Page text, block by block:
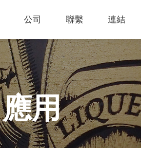
雷射雕刻機
熱門應用
薄膜切割
玻璃
禮贈品
首飾
塑料
印章
公司
關於我們
經營理念
創新技術
客戶服務
里程
全部
公司
產品
榮譽和認証 新聞
聯繫
客戶服務
成為代理商
產品諮詢
其他問題
GCC 聯絡資訊
連結
Financing Service
GCC Web Shop
GCC Club
代理商入口
公司概況
公司治理
股東訊息
財務報表
利害關係
ESG永續
應用